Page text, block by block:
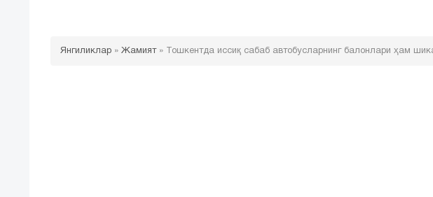
Янгиликлар » Жамият» Тошкентда иссиқ сабаб автобусларнинг балонлари ҳам